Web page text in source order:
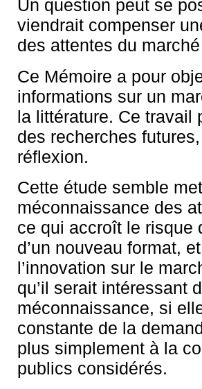
Un question peut se
viendrait compenser
des attentes du
Ce Mémoire a pour
informations sur un
la littérature. Ce travail
des recherches
réflexion.
Cette étude semble
méconnaissance des
ce qui accroît le risque
d’un nouveau format,
l’innovation sur le
qu’il serait intéressant
méconnaissance, si
constante de la
plus simplement à la
publics considérés.